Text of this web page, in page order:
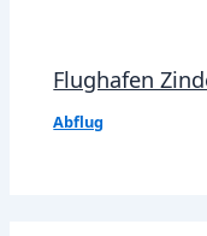
Flughafen
Abflug